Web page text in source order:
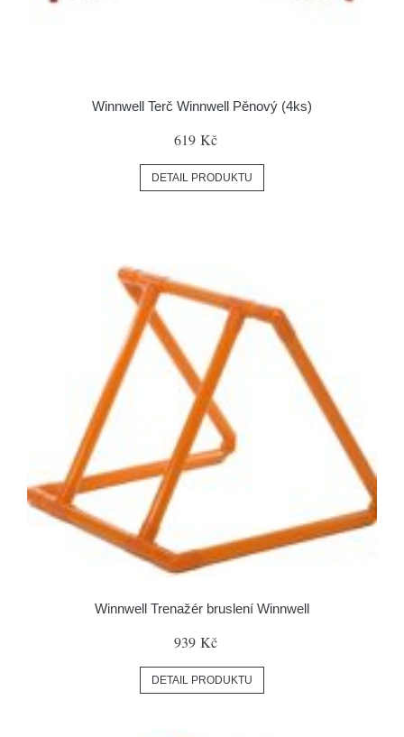
Winnwell Terč Winnwell Pěnový (4ks)
619 Kč
DETAIL PRODUKTU
Winnwell Trenažér bruslení Winnwell
939 Kč
DETAIL PRODUKTU